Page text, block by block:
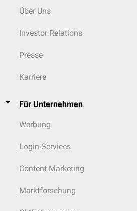
Über Uns
Investor Relations
Presse
Karriere
Für Unternehmen
Werbung
Login Services
Content Marketing
Marktforschung